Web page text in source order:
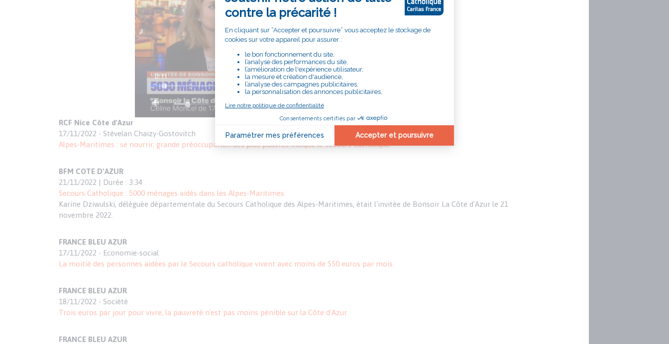
RCF Nice Côte d'Azur
17/11/2022 - Stèvelan Chaizy-Gostovitch
Alpes-Maritimes : se nourrir, grande préoccupation des plus pauvres indique le Secours Catholique
BFM COTE D’AZUR
21/11/2022 | Durée : 3:34
Secours Catholique : 5000 ménages aidés dans les Alpes-Maritimes
Karine Dziwulski, déléguée départementale du Secours Catholique des Alpes-Maritimes, était l'invitée de Bonsoir La Côte d'Azur le 21
novembre 2022.
FRANCE BLEU AZUR
17/11/2022 - Economie-social
La moitié des personnes aidées par le Secours catholique vivent avec moins de 550 euros par mois
FRANCE BLEU AZUR
18/11/2022 - Société
Trois euros par jour pour vivre, la pauvreté n'est pas moins pénible sur la Côte d'Azur
FRANCE BLEU AZUR